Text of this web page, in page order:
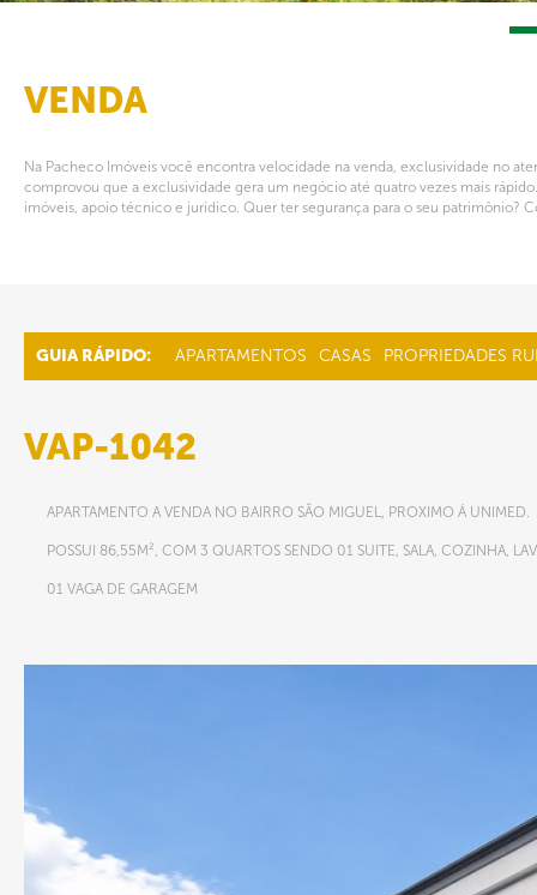
VENDA
Na Pacheco Imóveis você encontra velocidade na venda, exclusividade no
comprovou que a exclusividade gera um negócio até quatro vezes mais
imóveis, apoio técnico e jurídico. Quer ter segurança para o seu patrimônio?
GUIA RÁPIDO: APARTAMENTOS CASAS PROPRIEDADES
VAP-1042
APARTAMENTO A VENDA NO BAIRRO SÃO MIGUEL, PROXIMO Á UNIMED.
POSSUI 86,55M², COM 3 QUARTOS SENDO 01 SUITE, SALA, COZINHA,
01 VAGA DE GARAGEM